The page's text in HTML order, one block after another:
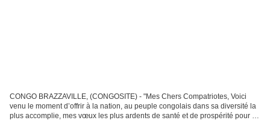
CONGO BRAZZAVILLE, (CONGOSITE) - "Mes Chers Compatriotes, Voici
venu le moment d’offrir à la nation, au peuple congolais dans sa diversité la
plus accomplie, mes vœux les plus ardents de santé et de prospérité pour la